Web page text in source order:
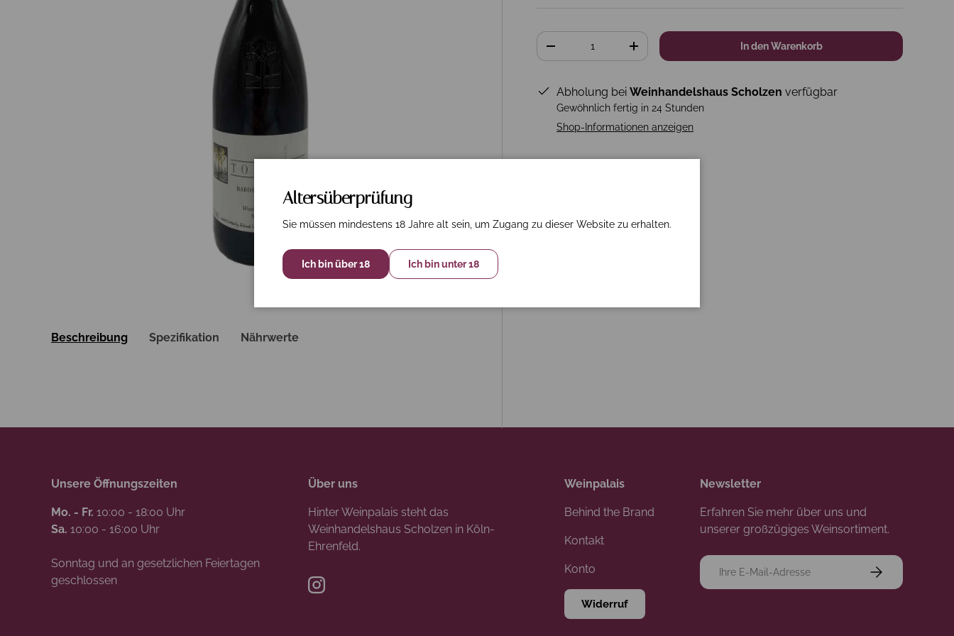
Anzahl
+ In den Warenkorb
Abholung bei Weinhandelshaus Scholzen verfügbar
Gewöhnlich fertig in 24 Stunden
Shop-Informationen anzeigen
Beschreibung Spezifikation Nährwerte
Altersüberprüfung
Sie müssen mindestens 18 Jahre alt sein, um Zugang zu dieser Website zu erhalten.
Ich bin über 18 Ich bin unter 18
Unsere Öffnungszeiten
Mo. - Fr. 10:00 - 18:00 Uhr
Sa. 10:00 - 16:00 Uhr
Sonntag und an gesetzlichen Feiertagen
geschlossen
Über uns
Hinter Weinpalais steht das
Weinhandelshaus Scholzen in Köln-
Ehrenfeld.
Instagram
Weinpalais
Behind the Brand
Kontakt
Konto
Widerruf
Newsletter
Erfahren Sie mehr über uns und
unserer großzügiges Weinsortiment.
E-Mail
Abonnieren